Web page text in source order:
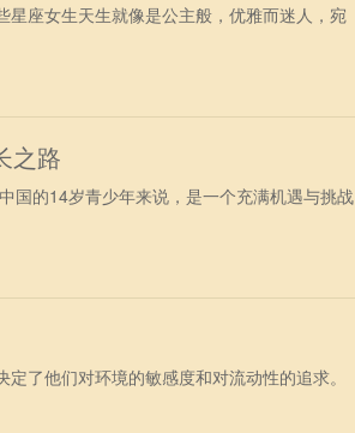
座女生天生就像是公主般，优雅而迷人，宛
之路
国的14岁青少年来说，是一个充满机遇与挑战
了他们对环境的敏感度和对流动性的追求。